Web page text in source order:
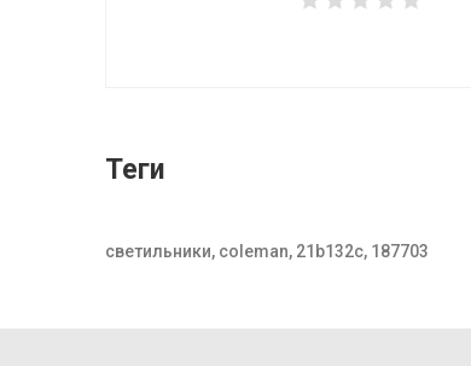
Теги
светильники, coleman, 21b132c, 187703